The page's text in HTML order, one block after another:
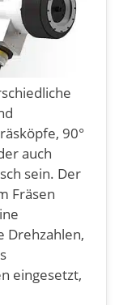
90°
auch
sein. Der
Fräsen
Drehzahlen,
eingesetzt,